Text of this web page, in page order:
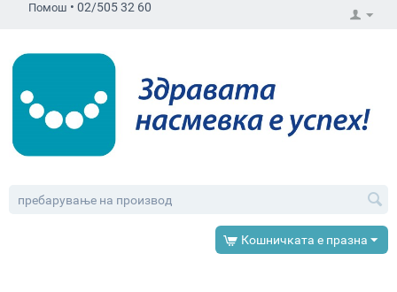
Помош • 02/505 32 60
Кошничката е празна